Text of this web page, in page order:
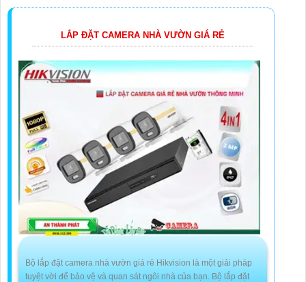
LẮP ĐẶT CAMERA NHÀ VƯỜN GIÁ RẺ
Bộ lắp đặt camera nhà vườn giá rẻ Hikvision là một giải pháp
tuyệt vời để bảo vệ và quan sát ngôi nhà của bạn. Bộ lắp đặt